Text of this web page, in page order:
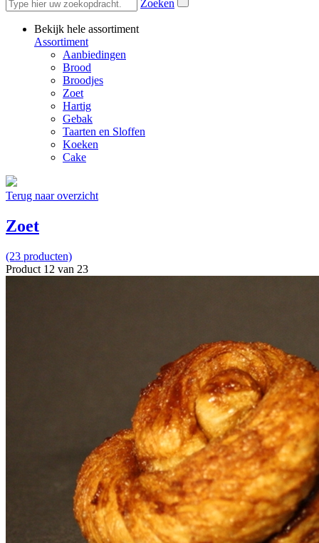
Zoeken
Bekijk hele assortiment
Assortiment
Aanbiedingen
Brood
Broodjes
Zoet
Hartig
Gebak
Taarten en Sloffen
Koeken
Cake
Terug naar overzicht
Zoet
(23 producten)
Product 12 van 23